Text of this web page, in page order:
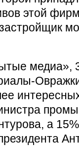
этой
медиа»,
а